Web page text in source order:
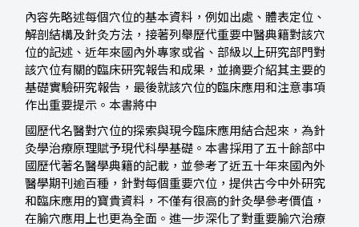
內容先略述每個穴位的基本資料，例如出處、體表定位、
解剖結構及針灸方法，接著列舉歷代重要中醫典籍對該穴
位的記述、近年來國內外專家或省、部級以上研究部門對
該穴位有關的臨床研究報告和成果，並摘要介紹其主要的
基礎實驗研究報告，最後就該穴位的臨床應用和注意事項
作出重要提示。本書將中
國歷代名醫對穴位的探索與現今臨床應用結合起來，為針
灸學治療原理賦予現代科學基礎。本書採用了五十餘部中
國歷代著名醫學典籍的記載，並參考了近五十年來國內外
醫學期刊逾百種，針對每個重要穴位，提供古今中外研究
和臨床應用的寶貴資料，不僅有很高的針灸學參考價值，
在腧穴應用上也更為全面。進一步深化了對重要腧穴治療